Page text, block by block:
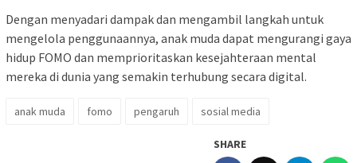
Dengan menyadari dampak dan mengambil langkah untuk
mengelola penggunaannya, anak muda dapat mengurangi gaya
hidup FOMO dan memprioritaskan kesejahteraan mental
mereka di dunia yang semakin terhubung secara digital.
anak muda fomo pengaruh sosial media
SHARE